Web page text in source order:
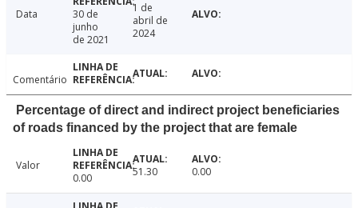
Data
30 de
junho
de 2021
1 de
abril de
2024
Comentário
Percentage of direct and indirect project beneficiaries
of roads financed by the project that are female
Valor
0.00
51.30 0.00